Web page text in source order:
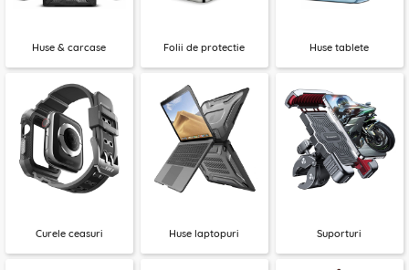
Huse & carcase Folii de protectie Huse tablete
Curele ceasuri Huse laptopuri Suporturi